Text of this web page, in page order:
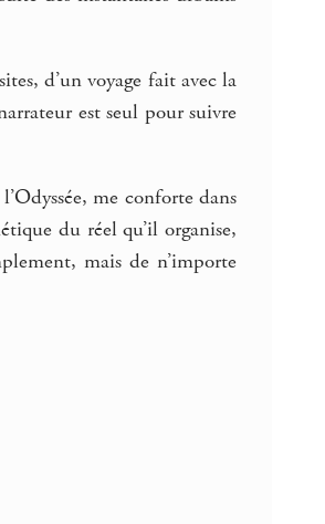
d’un voyage fait avec la
est seul pour suivre
me conforte dans
du réel qu’il organise,
mais de n’importe